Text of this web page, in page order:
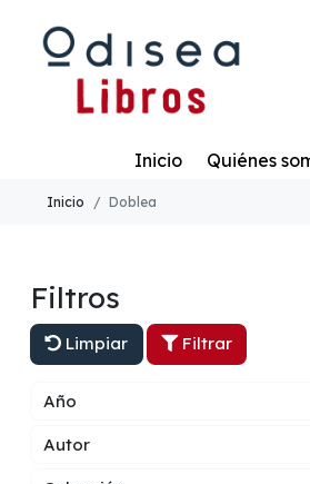
Inicio Quiénes
Inicio Doblea
Filtros
Limpiar Filtrar
Año
Autor